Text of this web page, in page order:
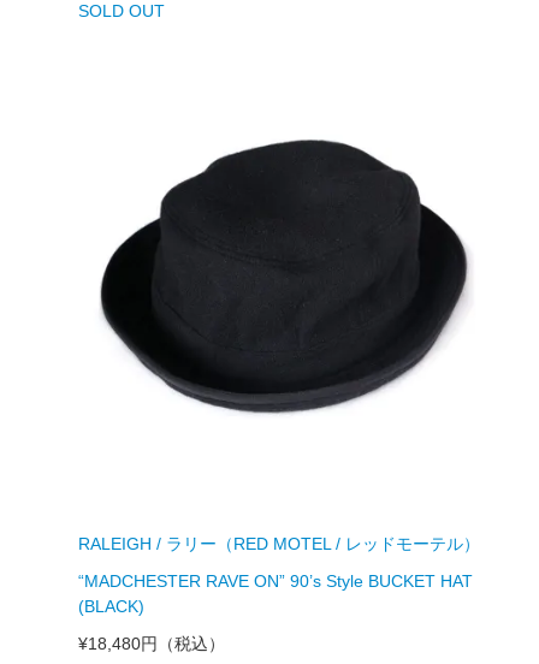
SOLD OUT
RALEIGH / ラリー（RED MOTEL / レッドモーテル）
“MADCHESTER RAVE ON” 90’s Style BUCKET HAT
(BLACK)
¥18,480円
（税込）